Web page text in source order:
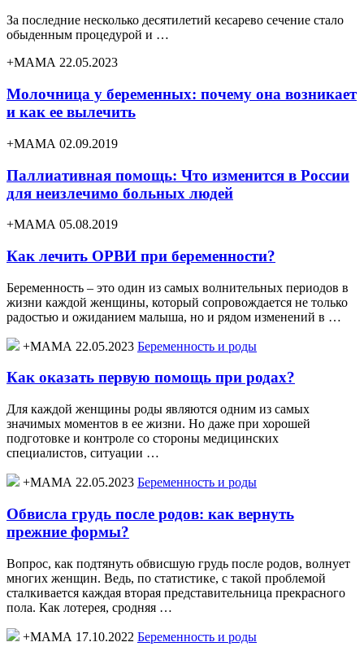
За последние несколько десятилетий кесарево сечение стало
обыденным процедурой и …
+МАМА 22.05.2023
Молочница у беременных: почему она возникает
и как ее вылечить
+МАМА 02.09.2019
Паллиативная помощь: Что изменится в России
для неизлечимо больных людей
+МАМА 05.08.2019
Как лечить ОРВИ при беременности?
Беременность – это один из самых волнительных периодов в
жизни каждой женщины, который сопровождается не только
радостью и ожиданием малыша, но и рядом изменений в …
+МАМА 22.05.2023 Беременность и роды
Как оказать первую помощь при родах?
Для каждой женщины роды являются одним из самых
значимых моментов в ее жизни. Но даже при хорошей
подготовке и контроле со стороны медицинских
специалистов, ситуации …
+МАМА 22.05.2023 Беременность и роды
Обвисла грудь после родов: как вернуть
прежние формы?
Вопрос, как подтянуть обвисшую грудь после родов, волнует
многих женщин. Ведь, по статистике, с такой проблемой
сталкивается каждая вторая представительница прекрасного
пола. Как лотерея, сродняя …
+МАМА 17.10.2022 Беременность и роды